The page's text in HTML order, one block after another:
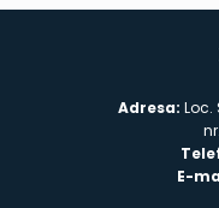
Adresa:Loc.
E-